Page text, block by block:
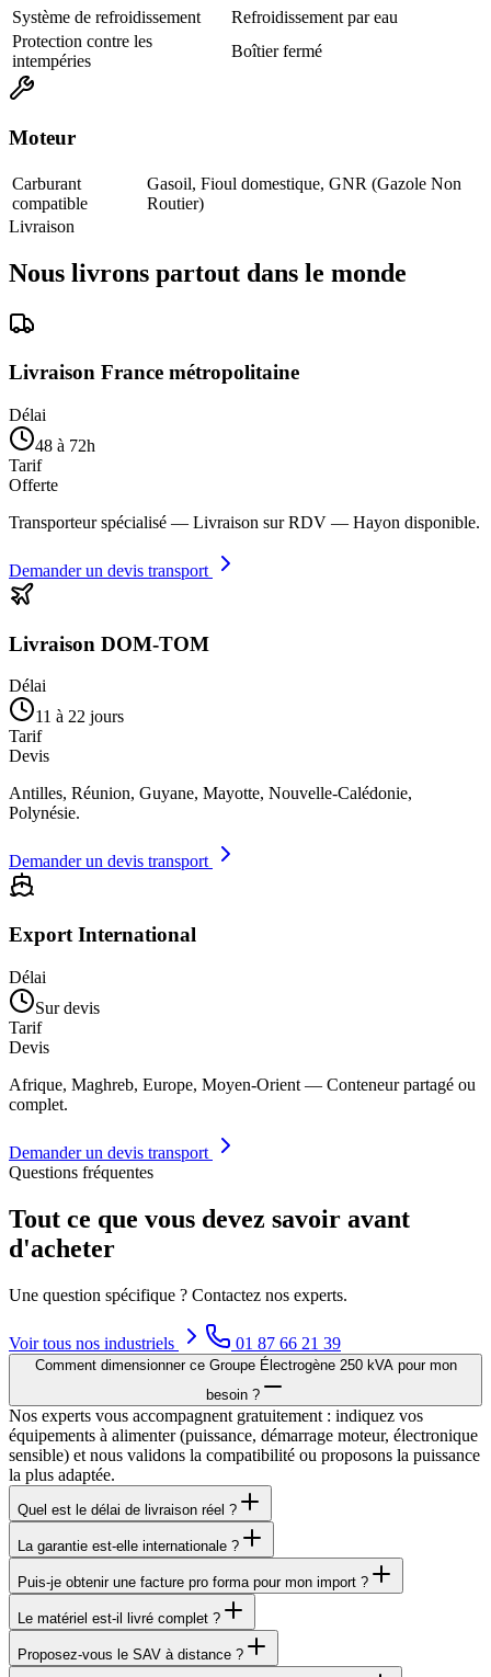
Système de refroidissement
Refroidissement par eau
Protection contre les
intempéries
Boîtier fermé
Moteur
Carburant
compatible
Gasoil, Fioul domestique, GNR (Gazole Non
Routier)
Livraison
Nous livrons partout dans le monde
Livraison France métropolitaine
Délai
48 à 72h
Tarif
Offerte
Transporteur spécialisé — Livraison sur RDV — Hayon disponible.
Demander un devis transport
Livraison DOM-TOM
Délai
11 à 22 jours
Tarif
Devis
Antilles, Réunion, Guyane, Mayotte, Nouvelle-Calédonie,
Polynésie.
Demander un devis transport
Export International
Délai
Sur devis
Tarif
Devis
Afrique, Maghreb, Europe, Moyen-Orient — Conteneur partagé ou
complet.
Demander un devis transport
Questions fréquentes
Tout ce que vous devez savoir avant
d'acheter
Une question spécifique ? Contactez nos experts.
Voir tous nos industriels 01 87 66 21 39
Comment dimensionner ce Groupe Électrogène 250 kVA pour mon
besoin ?
Nos experts vous accompagnent gratuitement : indiquez vos
équipements à alimenter (puissance, démarrage moteur, électronique
sensible) et nous validons la compatibilité ou proposons la puissance
la plus adaptée.
Quel est le délai de livraison réel ?
La garantie est-elle internationale ?
Puis-je obtenir une facture pro forma pour mon import ?
Le matériel est-il livré complet ?
Proposez-vous le SAV à distance ?